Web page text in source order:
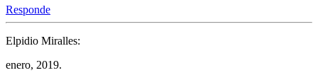
Responde
Elpidio Miralles:
enero, 2019.